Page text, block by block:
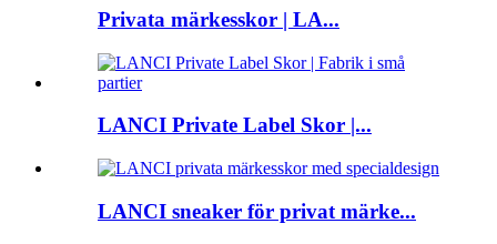
Privata märkesskor | LA...
LANCI Private Label Skor |...
LANCI sneaker för privat märke...